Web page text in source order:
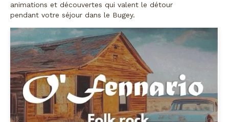
animations et découvertes qui valent le détour
pendant votre séjour dans le Bugey.